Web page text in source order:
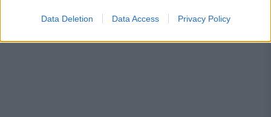
Data Deletion Data Access Privacy Policy